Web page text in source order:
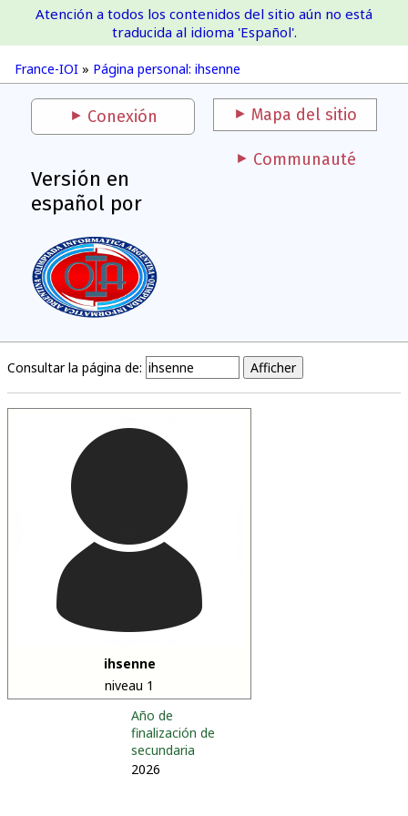
France-IOI
France-IOI » Página personal: ihsenne
Atención a todos los contenidos del sitio aún no está
traducida al idioma 'Español'.
Conexión Mapa del sitio
Versión en
español por
Communauté
Consultar la página de:
ihsenne
niveau 1
Año de
finalización de
secundaria
2026